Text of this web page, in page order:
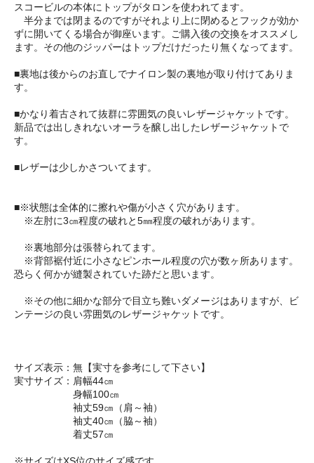
スコービルの本体にトップがタロンを使われてます。
半分までは閉まるのですがそれより上に閉めるとフックが効か
ずに開いてくる場合が御座います。ご購入後の交換をオススメし
ます。その他のジッパーはトップだけだったり無くなってます。
■裏地は後からのお直しでナイロン製の裏地が取り付けてありま
す。
■かなり着古されて抜群に雰囲気の良いレザージャケットです。
新品では出しきれないオーラを醸し出したレザージャケットで
す。
■レザーは少しかさついてます。
■※状態は全体的に擦れや傷が小さく穴があります。
※左肘に3㎝程度の破れと5㎜程度の破れがあります。
※裏地部分は張替られてます。
※背部裾付近に小さなピンホール程度の穴が数ヶ所あります。
恐らく何かが縫製されていた跡だと思います。
※その他に細かな部分で目立ち難いダメージはありますが、ビ
ンテージの良い雰囲気のレザージャケットです。
サイズ表示：無【実寸を参考にして下さい】
実寸サイズ：肩幅44㎝
身幅100㎝
袖丈59㎝（肩～袖）
袖丈40㎝（脇～袖）
着丈57㎝
※サイズはXS位のサイズ感です。